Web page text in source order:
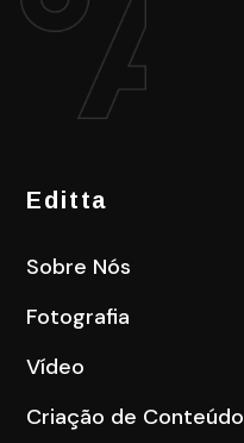
Editta
Sobre Nós
Fotografia
Vídeo
Criação de Conteúdo